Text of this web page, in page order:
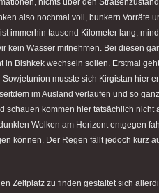
nichts über den
also nochmal voll, bunkern Vorräte
immerhin tausend Kilometer lang,
kein Wasser mitnehmen. Bei diesen
in Bishkek wechseln sollen. Erstmal
Sowjetunion musste sich Kirgistan hier
im Ausland verlaufen und so
schauen kommen hier tatsächlich nicht
Wolken am Horizont entgegen
können. Der Regen fällt jedoch kurz
Zeltplatz zu finden gestaltet sich